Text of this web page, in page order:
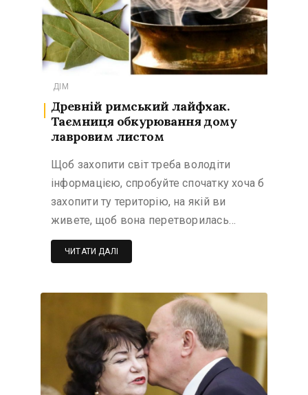
ДІМ
Древній римський лайфхак.
Таємниця обкурювання дому
лавровим листом
Щоб захопити світ треба володіти
інформацією, спробуйте спочатку хоча б
захопити ту територію, на якій ви
живете, щоб вона перетворилась…
ЧИТАТИ ДАЛІ